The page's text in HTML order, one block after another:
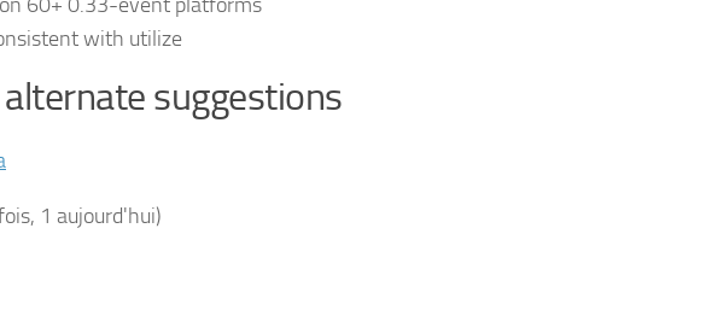
with utilize
suggestions
1 aujourd'hui)